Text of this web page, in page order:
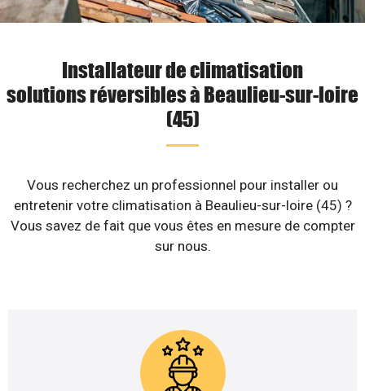
Installateur de climatisation
solutions réversibles à Beaulieu-sur-loire
(45)
Vous recherchez un professionnel pour installer ou
entretenir votre climatisation à Beaulieu-sur-loire (45) ?
Vous savez de fait que vous êtes en mesure de compter
sur nous.